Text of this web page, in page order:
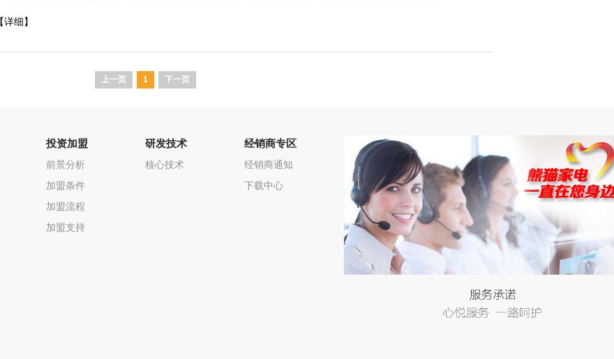
【详细】
上一页 1 下一页
投资加盟
前景分析
加盟条件
加盟流程
加盟支持
研发技术
核心技术
经销商专区
经销商通知
下载中心